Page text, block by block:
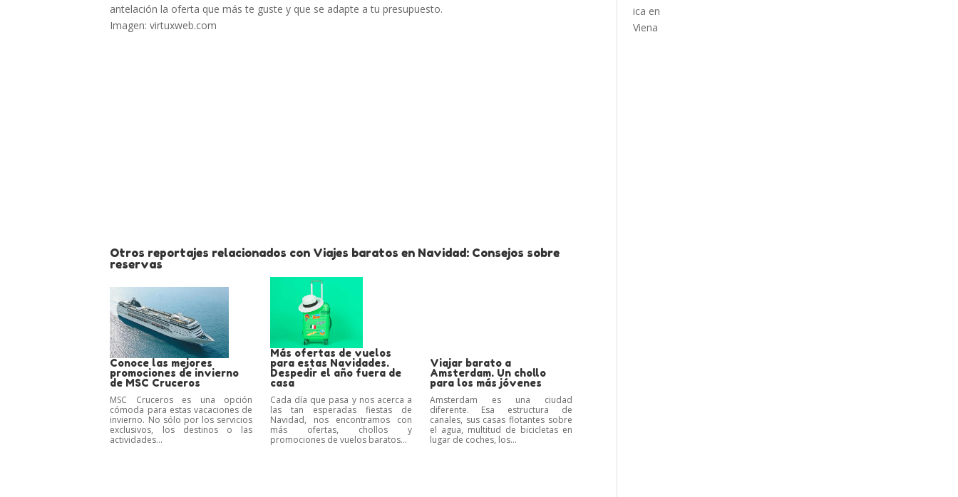
antelación la oferta que más te guste y que se adapte a tu presupuesto.
Imagen: virtuxweb.com
Otros reportajes relacionados con Viajes baratos en Navidad: Consejos sobre
reservas
Conoce las mejores
promociones de invierno
de MSC Cruceros
MSC Cruceros es una opción
cómoda para estas vacaciones de
invierno. No sólo por los servicios
exclusivos, los destinos o las
actividades...
Más ofertas de vuelos
para estas Navidades.
Despedir el año fuera de
casa
Cada día que pasa y nos acerca a
las tan esperadas fiestas de
Navidad, nos encontramos con
más ofertas, chollos y
promociones de vuelos baratos...
Viajar barato a
Amsterdam. Un chollo
para los más jóvenes
Amsterdam es una ciudad
diferente. Esa estructura de
canales, sus casas flotantes sobre
el agua, multitud de bicicletas en
lugar de coches, los...